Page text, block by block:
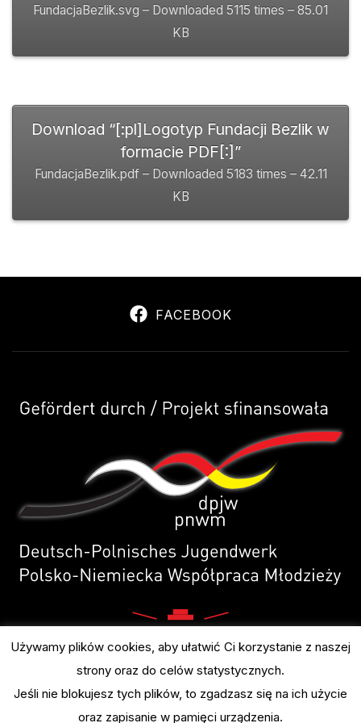
FundacjaBezlik.svg – Downloaded 5115 times – 85.01
KB
Download “[:pl]Logotyp Fundacji Bezlik w
formacie PDF[:]”
FundacjaBezlik.pdf – Downloaded 5183 times – 42.11
KB
FACEBOOK
Używamy plików cookies, aby ułatwić Ci korzystanie z naszej
strony oraz do celów statystycznych.
Jeśli nie blokujesz tych plików, to zgadzasz się na ich użycie
oraz zapisanie w pamięci urządzenia.